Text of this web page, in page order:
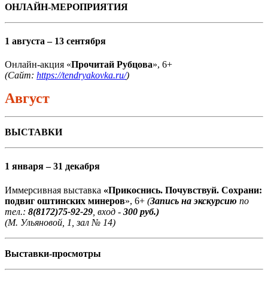
ОНЛАЙН-МЕРОПРИЯТИЯ
1 августа – 13 сентября
Онлайн-акция «Прочитай Рубцова», 6+
(Сайт: https://tendryakovka.ru/)
Август
ВЫСТАВКИ
1 января – 31 декабря
Иммерсивная выставка «Прикоснись. Почувствуй. Сохрани:
подвиг оштинских минеров», 6+ (Запись на экскурсию по
тел.: 8(8172)75-92-29 , вход - 300 руб.)
(М. Ульяновой, 1, зал № 14)
Выставки-просмотры